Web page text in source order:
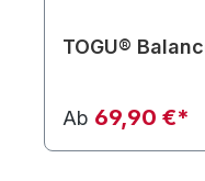
TOGU®
Ab 69,90 €*